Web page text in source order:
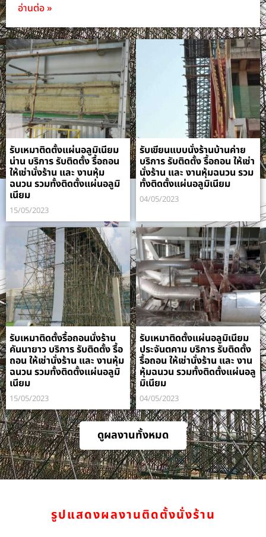
อ่านต่อ »
รับเหมาติดตั้งแผ่นอลูมิเนียม
น่าน บริการ รับติดตั้ง รื้อถอน
ให้เช่านั่งร้าน และ งานหุ้ม
ฉนวน รวมทั้งติดตั้งแผ่นอลูมิ
เนียม
15/05/2023
รับเขียนแบบนั่งร้านบ้านค่าย
บริการ รับติดตั้ง รื้อถอน ให้เช่า
นั่งร้าน และ งานหุ้มฉนวน รวม
ทั้งติดตั้งแผ่นอลูมิเนียม
04/05/2023
รับเหมาติดตั้งรื้อถอนนั่งร้าน
คันนายาว บริการ รับติดตั้ง รื้อ
ถอน ให้เช่านั่งร้าน และ งานหุ้ม
ฉนวน รวมทั้งติดตั้งแผ่นอลูมิ
เนียม
15/05/2023
รับเหมาติดตั้งแผ่นอลูมิเนียม
ประจันตคาม บริการ รับติดตั้ง
รื้อถอน ให้เช่านั่งร้าน และ งาน
หุ้มฉนวน รวมทั้งติดตั้งแผ่นอลู
มิเนียม
04/05/2023
ดูผลงานทั้งหมด
รูปแสดงผลงานติดตั้งนั่งร้าน